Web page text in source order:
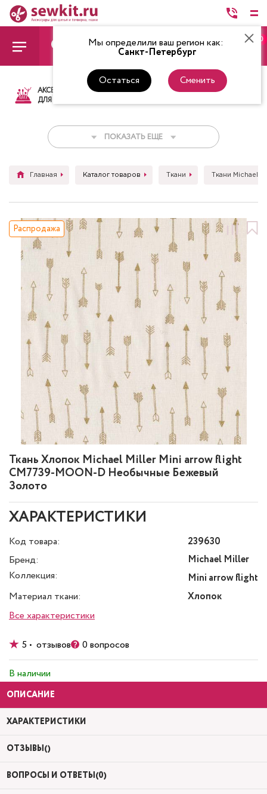
Мы определили ваш регион как:
Санкт-Петербург
Остаться Сменить
0
АКСЕССУАРЫ
ДЛЯ ШИТЬЯ
ТКАНИ НИТКИ
ПОКАЗАТЬ ЕЩЕ
Главная Каталог товаров Ткани Ткани Michael
Ткань Хлопок Michael Miller Mini arrow flight
CM7739-MOON-D Необычные Бежевый
Золото
Распродажа
ХАРАКТЕРИСТИКИ
Код товара:
239630
Бренд:
Michael Miller
Коллекция:
Mini arrow flight
Материал ткани:
Хлопок
Все характеристики
5 • отзывов 0 вопросов
В наличии
ОПИСАНИЕ
ХАРАКТЕРИСТИКИ
ОТЗЫВЫ()
ВОПРОСЫ И ОТВЕТЫ(0)